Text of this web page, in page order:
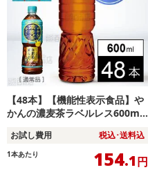
【48本】【機能性表示食品】や
かんの濃麦茶ラベルレス600ml
お試し費用 税込･送料込
1本あたり 154.1円